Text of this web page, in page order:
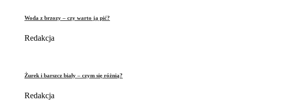
Woda z brzozy – czy warto ją pić?
Redakcja
Żurek i barszcz biały – czym się różnią?
Redakcja